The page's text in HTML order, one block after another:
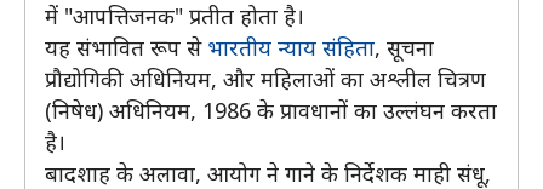
में "आपत्तिजनक" प्रतीत होता है।
यह संभावित रूप से भारतीय न्याय संहिता, सूचना
प्रौद्योगिकी अधिनियम, और महिलाओं का अश्लील चित्रण
(निषेध) अधिनियम, 1986 के प्रावधानों का उल्लंघन करता
है।
बादशाह के अलावा, आयोग ने गाने के निर्देशक माही संधू,